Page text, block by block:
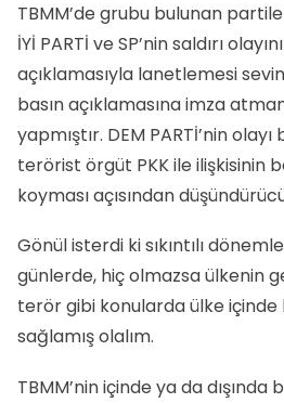
TBMM’de grubu bulunan
İYİ PARTİ ve SP’nin saldırı
açıklamasıyla lanetlemesi
basın açıklamasına imza
yapmıştır. DEM PARTİ’nin
terörist örgüt PKK ile ilişkisinin
koyması açısından
Gönül isterdi ki sıkıntılı
günlerde, hiç olmazsa ülkenin
terör gibi konularda ülke içinde
sağlamış olalım.
TBMM’nin içinde ya da